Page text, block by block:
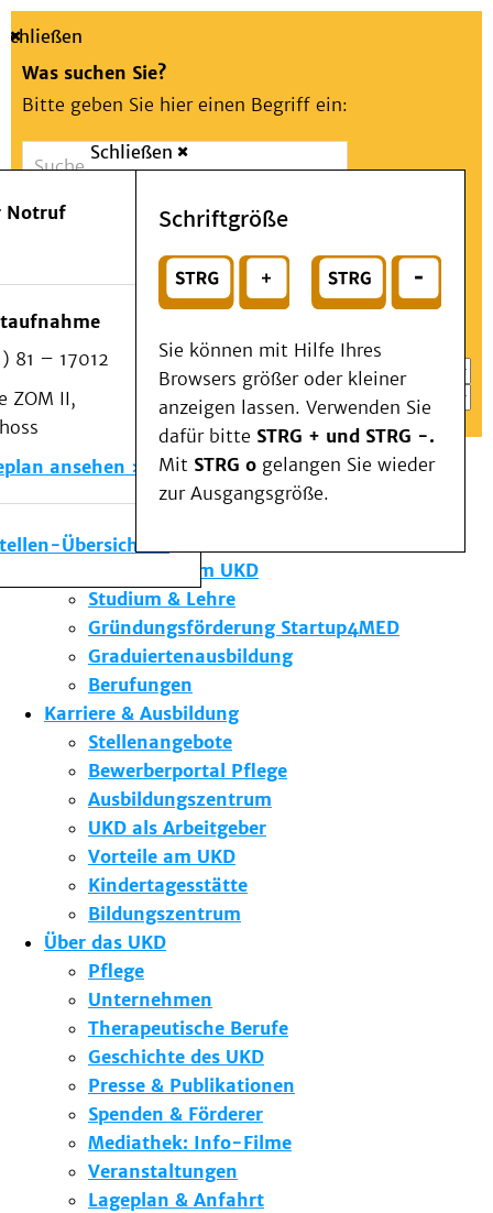
Suche
Schließen
Was suchen Sie?
Bitte geben Sie hier einen Begriff ein:
Suchen
oder
Wählen Sie ein Thema für Ihren Schnelleinstieg
Notfall
Schließen
Notruf
81 – 17012
ZOM II,
ansehen
Übersicht
Schriftgröße
Sie können mit Hilfe Ihres
Browsers größer oder kleiner
anzeigen lassen. Verwenden Sie
dafür bitte STRG + und STRG -.
Mit STRG o gelangen Sie wieder
zur Ausgangsgröße.
Menü
Patienten & Besucher
Kliniken/Institute/Zentren
Als Patient am UKD
Beratung und Unterstützung
Veranstaltungen
Kommunikation im Medizinwesen (KIM)
Notfall
Forschung & Lehre
Die Institute des UKD
Forschung am UKD
Studium & Lehre
Gründungsförderung Startup4MED
Graduiertenausbildung
Berufungen
Karriere & Ausbildung
Stellenangebote
Bewerberportal Pflege
Ausbildungszentrum
UKD als Arbeitgeber
Vorteile am UKD
Kindertagesstätte
Bildungszentrum
Über das UKD
Pflege
Unternehmen
Therapeutische Berufe
Geschichte des UKD
Presse & Publikationen
Spenden & Förderer
Mediathek: Info-Filme
Veranstaltungen
Lageplan & Anfahrt